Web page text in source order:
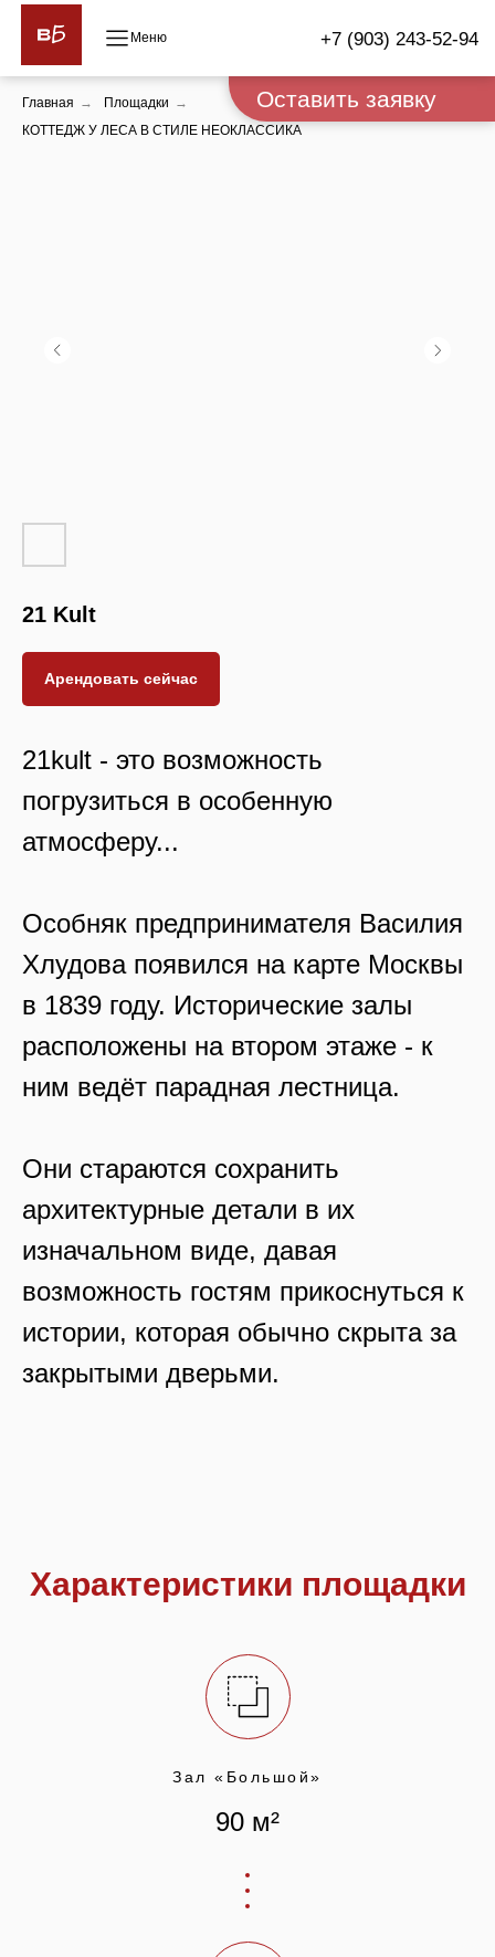
+7 (903) 243-52-94
Оставить заявку
Главная → Площадки →
КОТТЕДЖ У ЛЕСА В СТИЛЕ НЕОКЛАССИКА
21 Kult
Арендовать сейчас
21kult - это возможность
погрузиться в особенную
атмосферу...
Особняк предпринимателя Василия
Хлудова появился на карте Москвы
в 1839 году. Исторические залы
расположены на втором этаже - к
ним ведёт парадная лестница.
Они стараются сохранить
архитектурные детали в их
изначальном виде, давая
возможность гостям прикоснуться к
истории, которая обычно скрыта за
закрытыми дверьми.
Характеристики площадки
Зал «Большой»
90 м²